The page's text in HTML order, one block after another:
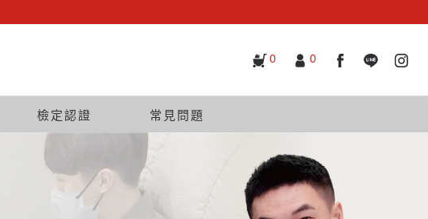
檢定認證 常見問題
0 0